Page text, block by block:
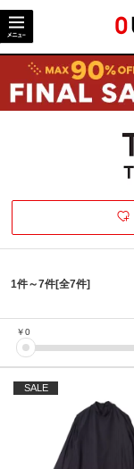
1件～7件[全7件]
￥0
SALE